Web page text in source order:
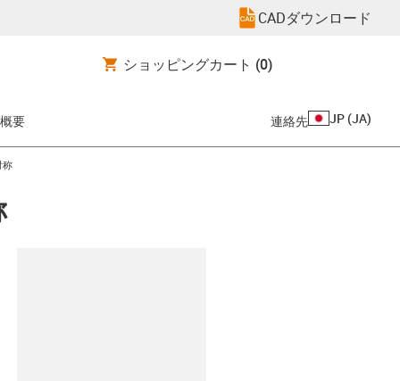
CADダウンロード
ショッピングカート (0)
要 連絡先 JP (JA)
称